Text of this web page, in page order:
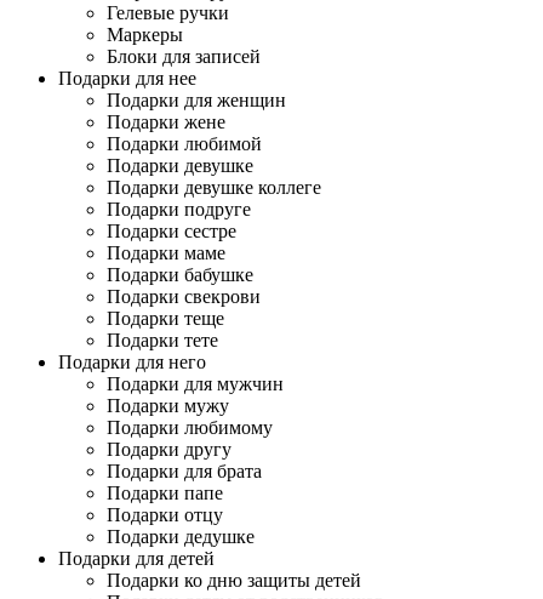
Гелевые ручки
Маркеры
Блоки для записей
Подарки для нее
Подарки для женщин
Подарки жене
Подарки любимой
Подарки девушке
Подарки девушке коллеге
Подарки подруге
Подарки сестре
Подарки маме
Подарки бабушке
Подарки свекрови
Подарки теще
Подарки тете
Подарки для него
Подарки для мужчин
Подарки мужу
Подарки любимому
Подарки другу
Подарки для брата
Подарки папе
Подарки отцу
Подарки дедушке
Подарки для детей
Подарки ко дню защиты детей